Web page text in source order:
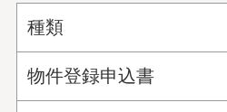
種類
物件登録申込書